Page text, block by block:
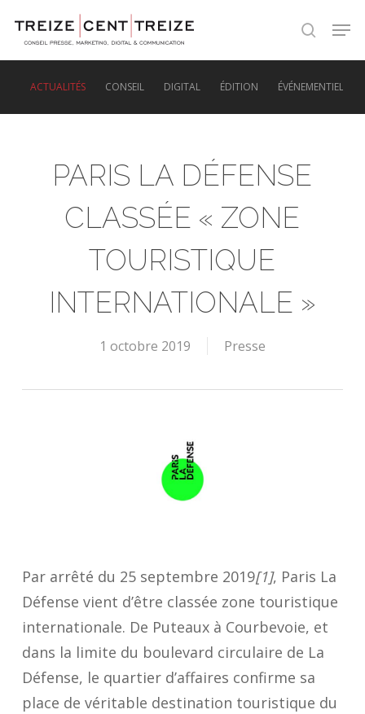
search
ACTUALITÉS CONSEIL DIGITAL ÉDITION ÉVÉNEMENTIEL
PARIS LA DÉFENSE
CLASSÉE « ZONE
TOURISTIQUE
INTERNATIONALE »
1 octobre 2019 Presse
Par arrêté du 25 septembre 2019[1], Paris La
Défense vient d’être classée zone touristique
internationale. De Puteaux à Courbevoie, et
dans la limite du boulevard circulaire de La
Défense, le quartier d’affaires confirme sa
place de véritable destination touristique du